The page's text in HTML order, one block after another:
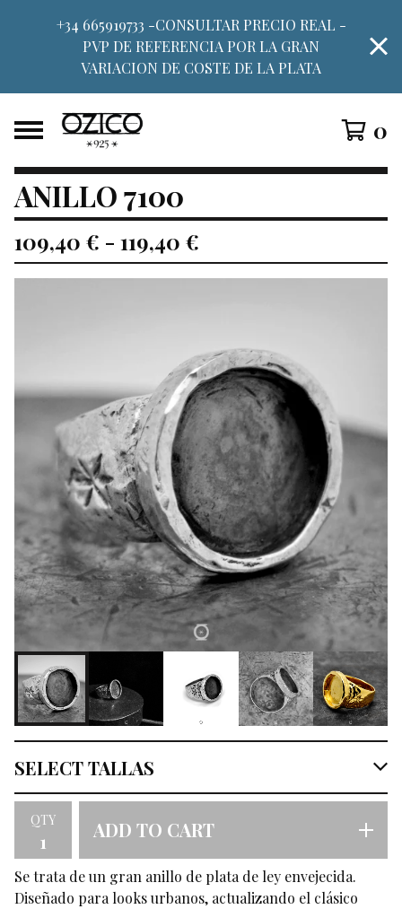
+34 665919733 -CONSULTAR PRECIO REAL -
PVP DE REFERENCIA POR LA GRAN
VARIACION DE COSTE DE LA PLATA
0
ANILLO 7100
109,40 € - 119,40 €
QTY ADD TO CART
Se trata de un gran anillo de plata de ley envejecida.
Diseñado para looks urbanos, actualizando el clásico